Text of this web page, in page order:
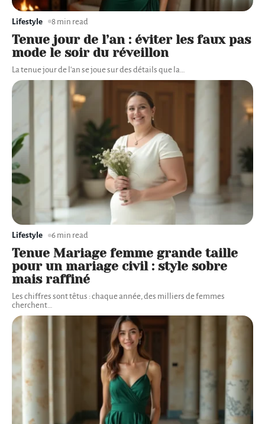
Tenue jour de l’an : éviter les faux pas
mode le soir du réveillon
La tenue jour de l'an se joue sur des détails que la
Lifestyle 8 min read
Tenue Mariage femme grande taille
pour un mariage civil : style sobre
mais raffiné
Les chiffres sont têtus : chaque année, des milliers de femmes
cherchent…
Lifestyle 6 min read